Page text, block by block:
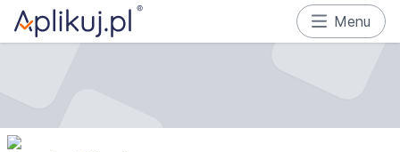
Menu